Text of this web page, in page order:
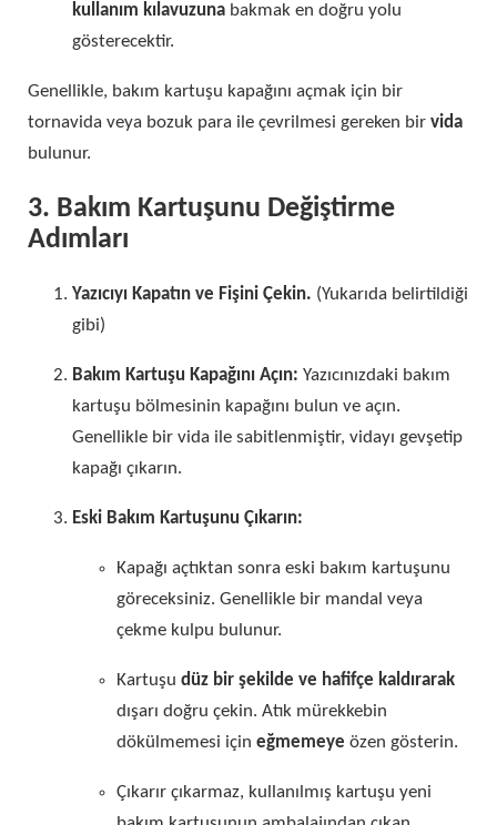
kullanım kılavuzuna bakmak en doğru yolu
gösterecektir.
Genellikle, bakım kartuşu kapağını açmak için bir
tornavida veya bozuk para ile çevrilmesi gereken bir vida
bulunur.
3. Bakım Kartuşunu Değiştirme
Adımları
Yazıcıyı Kapatın ve Fişini Çekin. (Yukarıda belirtildiği
gibi)
Bakım Kartuşu Kapağını Açın: Yazıcınızdaki bakım
kartuşu bölmesinin kapağını bulun ve açın.
Genellikle bir vida ile sabitlenmiştir, vidayı gevşetip
kapağı çıkarın.
Eski Bakım Kartuşunu Çıkarın:
Kapağı açtıktan sonra eski bakım kartuşunu
göreceksiniz. Genellikle bir mandal veya
çekme kulpu bulunur.
Kartuşu düz bir şekilde ve hafifçe kaldırarak
dışarı doğru çekin. Atık mürekkebin
dökülmemesi için eğmemeye özen gösterin.
Çıkarır çıkarmaz, kullanılmış kartuşu yeni